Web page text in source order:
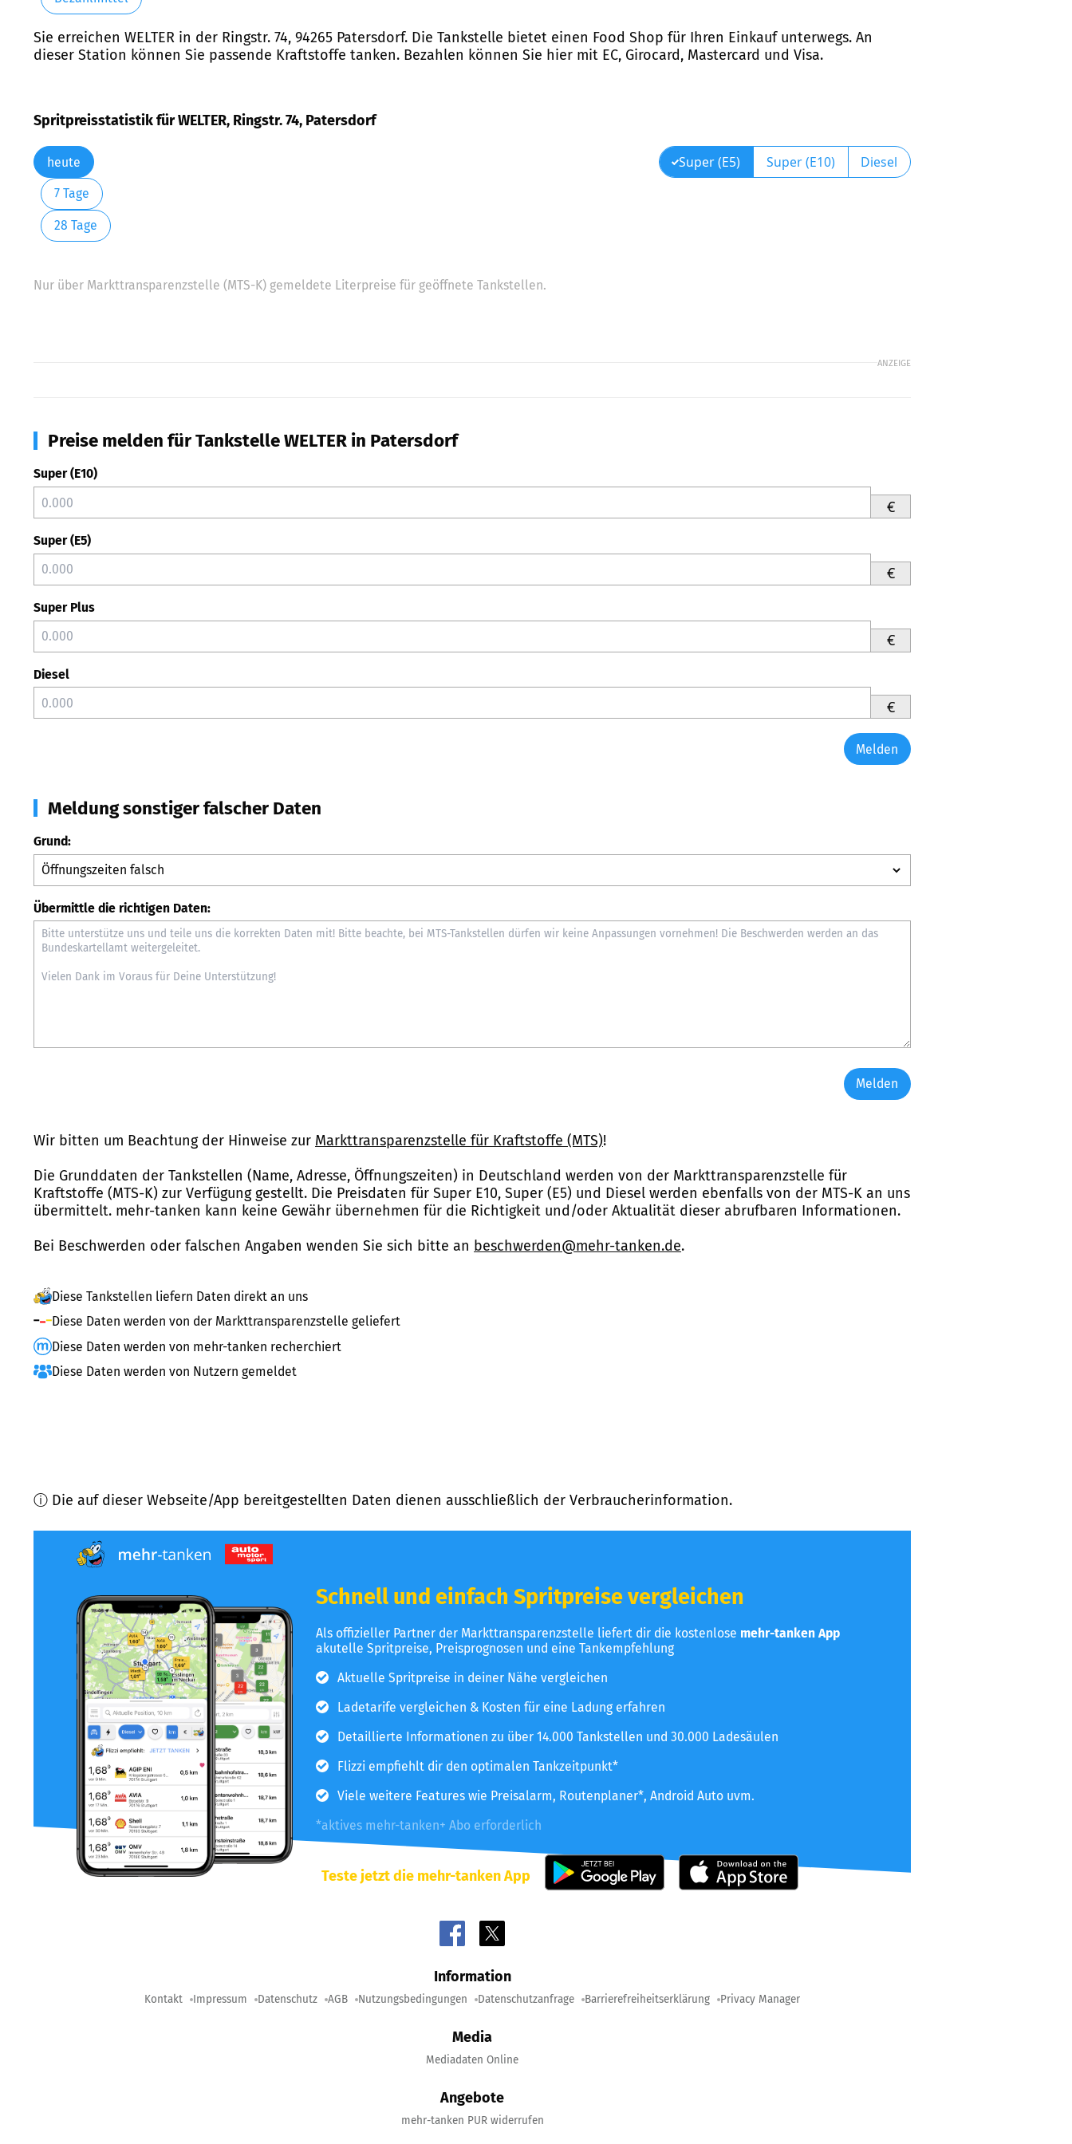
Sie erreichen WELTER in der Ringstr. 74, 94265 Patersdorf. Die Tankstelle bietet einen Food Shop für Ihren Einkauf unterwegs. An
dieser Station können Sie passende Kraftstoffe tanken. Bezahlen können Sie hier mit EC, Girocard, Mastercard und Visa.
Spritpreisstatistik für WELTER, Ringstr. 74, Patersdorf
heute
7 Tage
28 Tage
Super (E5) Super (E10) Diesel
Nur über Markttransparenzstelle (MTS-K) gemeldete Literpreise für geöffnete Tankstellen.
ANZEIGE
Preise melden für Tankstelle WELTER in Patersdorf
Super (E10)
€
Super (E5)
€
Super Plus
€
Diesel
€
Melden
Meldung sonstiger falscher Daten
Grund:
Übermittle die richtigen Daten:
Melden
Wir bitten um Beachtung der Hinweise zur Markttransparenzstelle für Kraftstoffe (MTS)!
Die Grunddaten der Tankstellen (Name, Adresse, Öffnungszeiten) in Deutschland werden von der Markttransparenzstelle für
Kraftstoffe (MTS-K) zur Verfügung gestellt. Die Preisdaten für Super E10, Super (E5) und Diesel werden ebenfalls von der MTS-K an uns
übermittelt. mehr-tanken kann keine Gewähr übernehmen für die Richtigkeit und/oder Aktualität dieser abrufbaren Informationen.
Bei Beschwerden oder falschen Angaben wenden Sie sich bitte an beschwerden@mehr-tanken.de.
Diese Tankstellen liefern Daten direkt an uns
Diese Daten werden von der Markttransparenzstelle geliefert
Diese Daten werden von mehr-tanken recherchiert
Diese Daten werden von Nutzern gemeldet
ⓘ Die auf dieser Webseite/App bereitgestellten Daten dienen ausschließlich der Verbraucherinformation.
Schnell und einfach Spritpreise vergleichen
Als offizieller Partner der Markttransparenzstelle liefert dir die kostenlose mehr-tanken App
akutelle Spritpreise, Preisprognosen und eine Tankempfehlung
Aktuelle Spritpreise in deiner Nähe vergleichen
Ladetarife vergleichen & Kosten für eine Ladung erfahren
Detaillierte Informationen zu über 14.000 Tankstellen und 30.000 Ladesäulen
Flizzi empfiehlt dir den optimalen Tankzeitpunkt*
Viele weitere Features wie Preisalarm, Routenplaner*, Android Auto uvm.
*aktives mehr-tanken+ Abo erforderlich
Teste jetzt die mehr-tanken App
Information
Kontakt Impressum Datenschutz AGB Nutzungsbedingungen Datenschutzanfrage Barrierefreiheitserklärung Privacy Manager
Media
Mediadaten Online
Angebote
mehr-tanken PUR widerrufen